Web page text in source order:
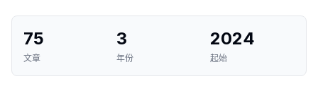
75
文章
3
年份
2024
起始